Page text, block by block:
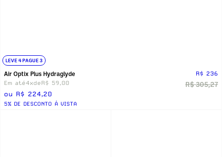
LEVE 4 PAGUE 3
Air Optix Plus Hydraglyde
R$ 236
Em até4xdeR$ 59,00
ou R$ 224,20
5% DE DESCONTO Á VISTA
R$ 305,27